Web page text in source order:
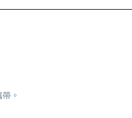
。